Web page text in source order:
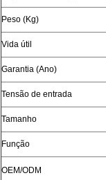
Peso (Kg)
Vida útil
Garantia (Ano)
Tensão de entrada
Tamanho
Função
OEM/ODM